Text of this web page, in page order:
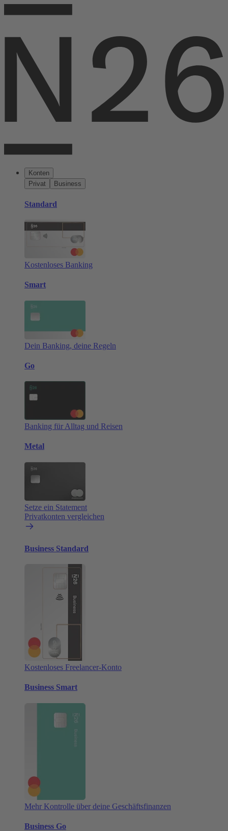
Konten
Privat
Business
Standard
Kostenloses Banking
Smart
Dein Banking, deine Regeln
Go
Banking für Alltag und Reisen
Metal
Setze ein Statement
Privatkonten vergleichen
Business Standard
Kostenloses Freelancer-Konto
Business Smart
Mehr Kontrolle über deine Geschäftsfinanzen
Business Go